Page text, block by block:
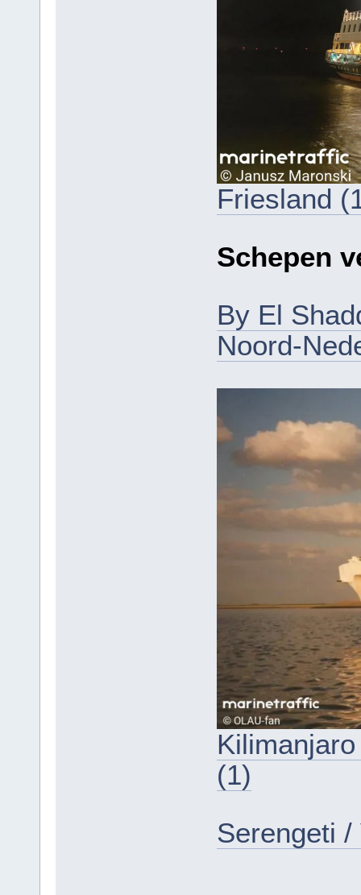
Friesland
Schepen
By El
Noord-
(1)
Serengeti